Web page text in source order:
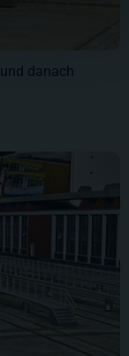
danach